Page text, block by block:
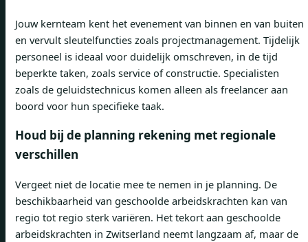
Jouw kernteam kent het evenement van binnen en van buiten
en vervult sleutelfuncties zoals projectmanagement. Tijdelijk
personeel is ideaal voor duidelijk omschreven, in de tijd
beperkte taken, zoals service of constructie. Specialisten
zoals de geluidstechnicus komen alleen als freelancer aan
boord voor hun specifieke taak.
Houd bij de planning rekening met regionale
verschillen
Vergeet niet de locatie mee te nemen in je planning. De
beschikbaarheid van geschoolde arbeidskrachten kan van
regio tot regio sterk variëren. Het tekort aan geschoolde
arbeidskrachten in Zwitserland neemt langzaam af, maar de